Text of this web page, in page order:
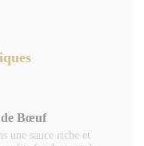
de Bœuf
une sauce riche et